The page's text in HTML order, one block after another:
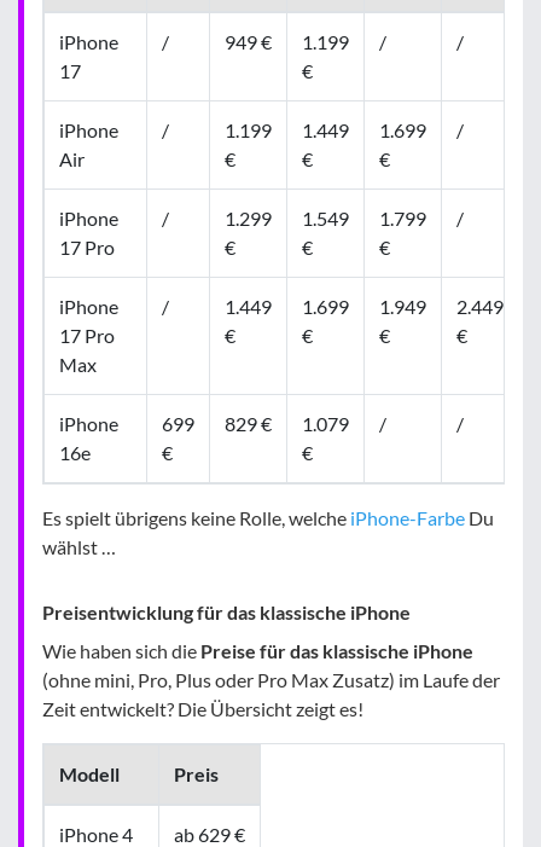
iPhone
17
/ 949 €
1.199
€
/ /
iPhone
Air
/
1.199
€
1.449
€
1.699
€
/
iPhone
17 Pro
/
1.299
€
1.549
€
1.799
€
/
iPhone
17 Pro
Max
/
1.449
€
1.699
€
1.949
€
2.449
€
iPhone
16e
699
€
829 €
1.079
€
/ /
Es spielt übrigens keine Rolle, welche iPhone-Farbe Du
wählst …
Preisentwicklung für das klassische iPhone
Wie haben sich die Preise für das klassische iPhone
(ohne mini, Pro, Plus oder Pro Max Zusatz) im Laufe der
Zeit entwickelt? Die Übersicht zeigt es!
Modell Preis
iPhone 4 ab 629 €